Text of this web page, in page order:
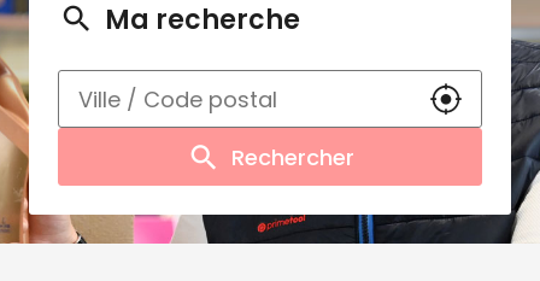
Ma recherche
Utiliser
Rechercher